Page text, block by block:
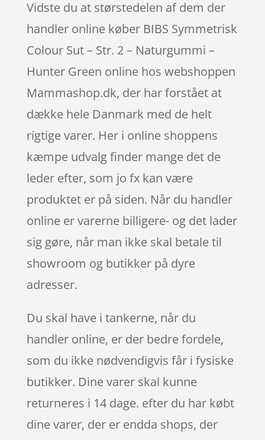
Vidste du at størstedelen af dem der
handler online køber BIBS Symmetrisk
Colour Sut – Str. 2 – Naturgummi –
Hunter Green online hos webshoppen
Mammashop.dk, der har forstået at
dække hele Danmark med de helt
rigtige varer. Her i online shoppens
kæmpe udvalg finder mange det de
leder efter, som jo fx kan være
produktet er på siden. Når du handler
online er varerne billigere- og det lader
sig gøre, når man ikke skal betale til
showroom og butikker på dyre
adresser.
Du skal have i tankerne, når du
handler online, er der bedre fordele,
som du ikke nødvendigvis får i fysiske
butikker. Dine varer skal kunne
returneres i 14 dage. efter du har købt
dine varer, der er endda shops, der